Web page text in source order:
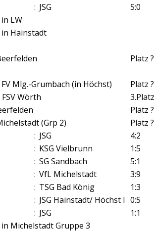
: JSG
5:0
LW
Hainstadt
Platz ?
Mlg.-Grumbach (in Höchst) Platz ?
Wörth 3.Platz
Platz ?
(Grp 2)​ Platz ?
: JSG 4:2
: KSG Vielbrunn 1:5
: SG Sandbach 5:1
: VfL Michelstadt 3:9
: TSG Bad König 1:3
: JSG Hainstadt/ Höchst I 0:5
: JSG 1:1
Michelstadt Gruppe 3